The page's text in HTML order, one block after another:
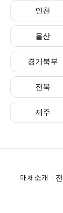
인천
울산
경기북부
전북
제주
매체소개